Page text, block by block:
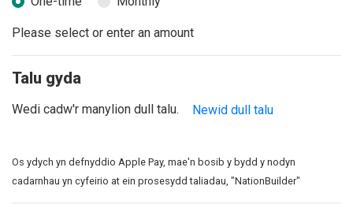
Please select or enter an amount
Talu gyda
Wedi cadw'r manylion dull talu. Newid dull talu
Os ydych yn defnyddio Apple Pay, mae'n bosib y bydd y nodyn
cadarnhau yn cyfeirio at ein prosesydd taliadau, "NationBuilder"